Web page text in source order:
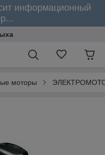
информационный
моторы